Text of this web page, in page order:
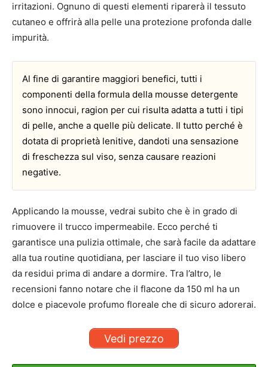
irritazioni. Ognuno di questi elementi riparerà il tessuto
cutaneo e offrirà alla pelle una protezione profonda dalle
impurità.
Al fine di garantire maggiori benefici, tutti i
componenti della formula della mousse detergente
sono innocui, ragion per cui risulta adatta a tutti i tipi
di pelle, anche a quelle più delicate. Il tutto perché è
dotata di proprietà lenitive, dandoti una sensazione
di freschezza sul viso, senza causare reazioni
negative.
Applicando la mousse, vedrai subito che è in grado di
rimuovere il trucco impermeabile. Ecco perché ti
garantisce una pulizia ottimale, che sarà facile da adattare
alla tua routine quotidiana, per lasciare il tuo viso libero
da residui prima di andare a dormire. Tra l’altro, le
recensioni fanno notare che il flacone da 150 ml ha un
dolce e piacevole profumo floreale che di sicuro adorerai.
Vedi prezzo